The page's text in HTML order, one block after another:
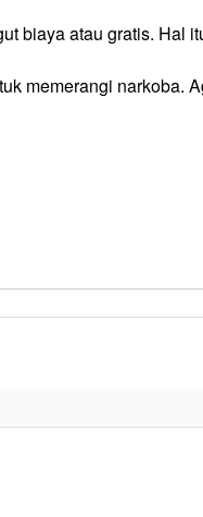
biaya atau gratis. Hal
memerangi narkoba.